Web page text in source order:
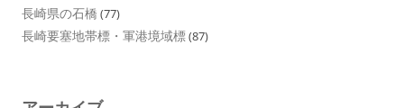
長崎県の石橋 (77)
長崎要塞地帯標・軍港境域標(87)